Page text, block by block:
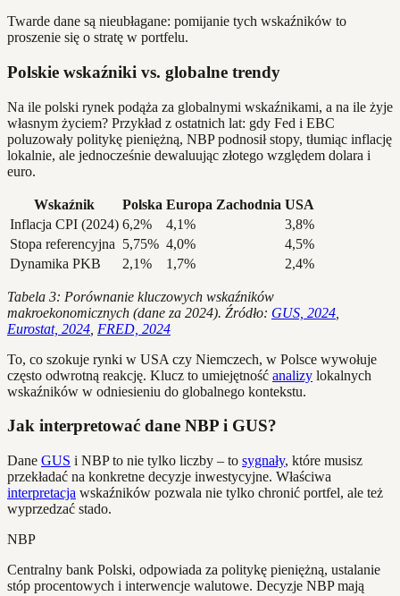
Twarde dane są nieubłagane: pomijanie tych wskaźników to
proszenie się o stratę w portfelu.
Polskie wskaźniki vs. globalne trendy
Na ile polski rynek podąża za globalnymi wskaźnikami, a na ile żyje
własnym życiem? Przykład z ostatnich lat: gdy Fed i EBC
poluzowały politykę pieniężną, NBP podnosił stopy, tłumiąc inflację
lokalnie, ale jednocześnie dewaluując złotego względem dolara i
euro.
Wskaźnik Polska Europa Zachodnia USA
Inflacja CPI (2024) 6,2% 4,1%
3,8%
Stopa referencyjna 5,75% 4,0%
4,5%
Dynamika PKB
2,1% 1,7% 2,4%
Tabela 3: Porównanie kluczowych wskaźników
makroekonomicznych (dane za 2024). Źródło: GUS, 2024
Eurostat, 2024 FRED, 2024
To, co szokuje rynki w USA czy Niemczech, w Polsce wywołuje
często odwrotną reakcję. Klucz to umiejętność analizy lokalnych
wskaźników w odniesieniu do globalnego kontekstu.
Jak interpretować dane NBP i GUS?
Dane GUS i NBP to nie tylko liczby – to sygnały, które musisz
przekładać na konkretne decyzje inwestycyjne. Właściwa
interpretacja wskaźników pozwala nie tylko chronić portfel, ale też
wyprzedzać stado.
NBP
Centralny bank Polski, odpowiada za politykę pieniężną, ustalanie
stóp procentowych i interwencje walutowe. Decyzje NBP mają